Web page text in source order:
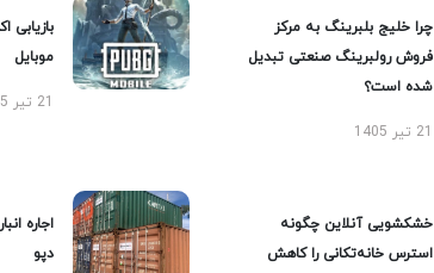
چرا خلیج بلبرینگ به مرکز
فروش رولبرینگ صنعتی تبدیل
شده است؟
21 تیر 1405
موبایل
21 تیر 1405
خشکشویی آنلاین چگونه
استرس خانه‌تکانی را کاهش
اجاره
دپو